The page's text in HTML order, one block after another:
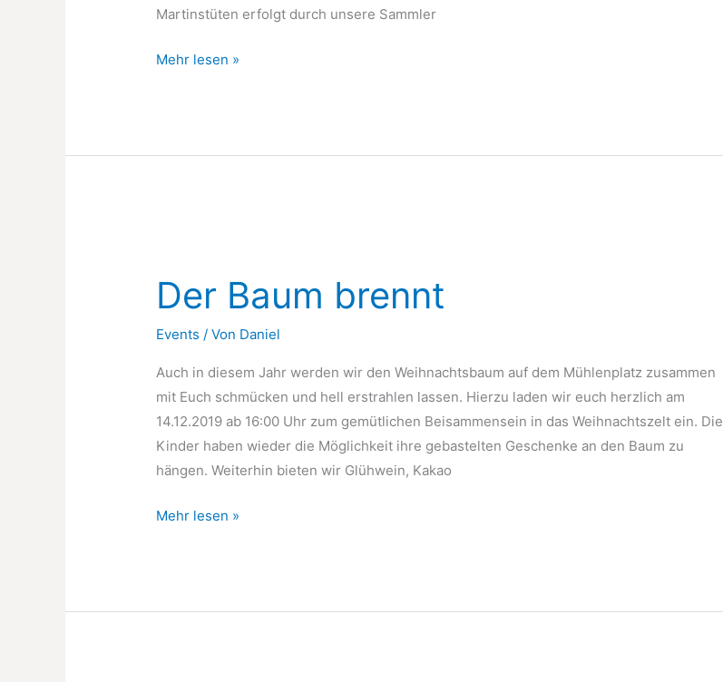
Martinstüten erfolgt durch unsere Sammler
St.
Mühlenfeld
Mehr lesen »
Der Baum brennt
Events / Von Daniel
Auch in diesem Jahr werden wir den Weihnachtsbaum auf dem Mühlenplatz zusammen
mit Euch schmücken und hell erstrahlen lassen. Hierzu laden wir euch herzlich am
14.12.2019 ab 16:00 Uhr zum gemütlichen Beisammensein in das Weihnachtszelt ein. Die
Kinder haben wieder die Möglichkeit ihre gebastelten Geschenke an den Baum zu
hängen. Weiterhin bieten wir Glühwein, Kakao
Der
Mehr lesen »